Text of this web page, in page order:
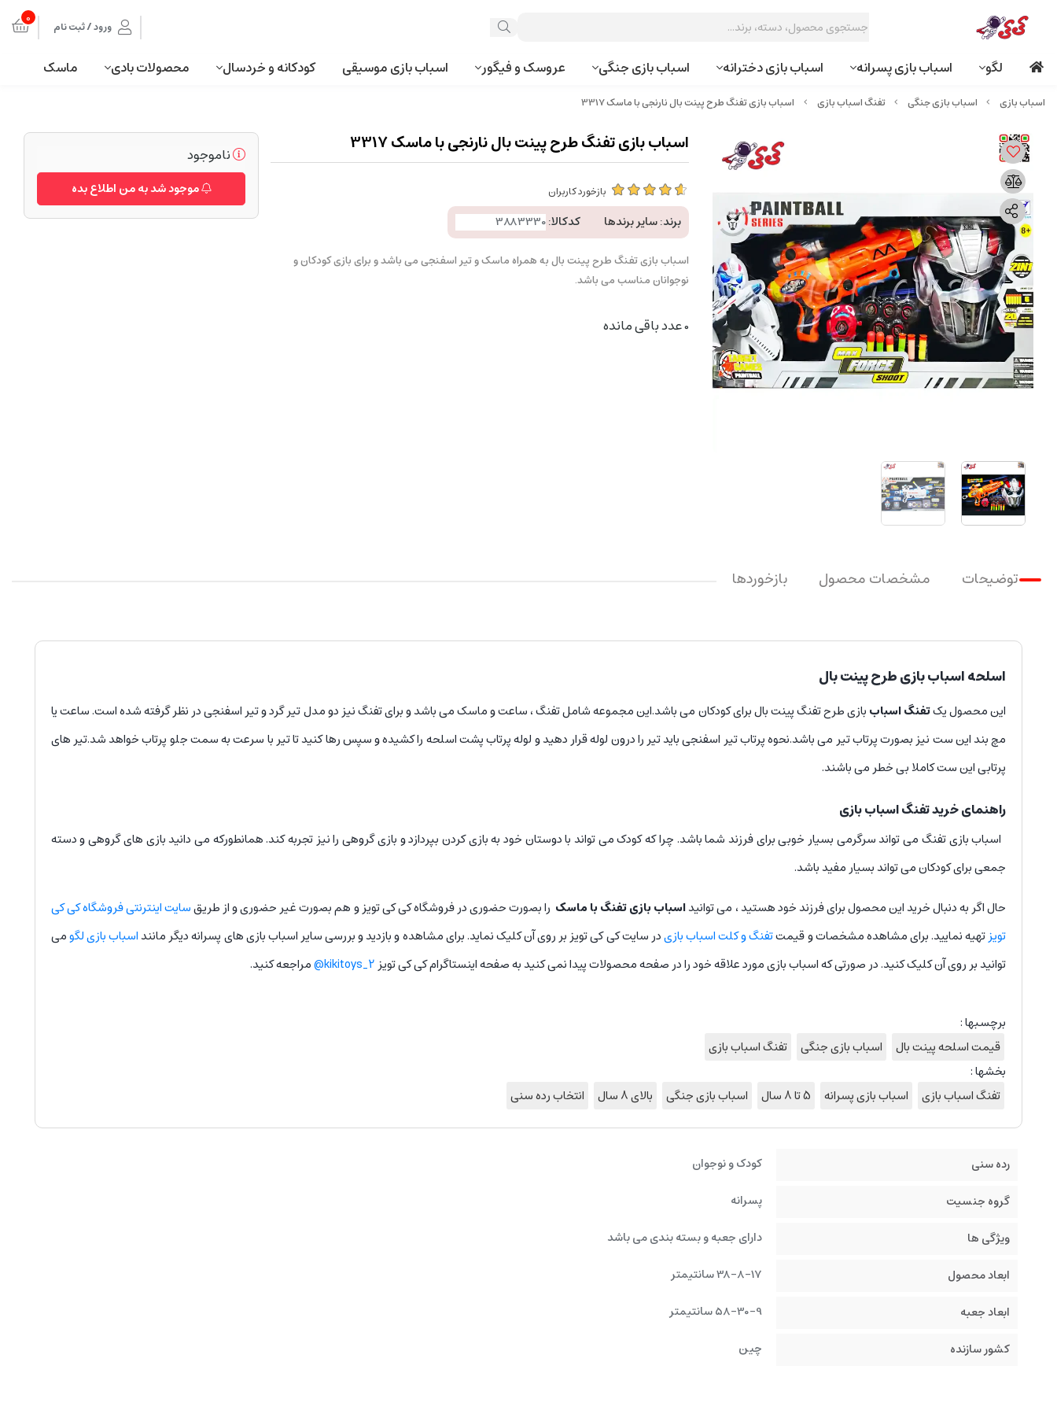
ورود / ثبت نام 0
لگو اسباب بازی پسرانه اسباب بازی دخترانه اسباب بازی جنگی عروسک و فیگور اسباب بازی موسیقی کودکانه و خردسال محصولات بادی ماسک
اسباب بازی جنگی تفنگ اسباب بازی اسباب بازی تفنگ طرح پینت بال نارنجی با ماسک 3317
اسباب بازی تفنگ طرح پینت بال نارنجی با ماسک 3317
بازخورد کاربران
برند:سایر برندها کدکالا:
اسباب بازی تفنگ طرح پینت بال به همراه ماسک و تیر اسفنجی می باشد و برای بازی کودکان و
نوجوانان مناسب می باشد.
0عدد باقی مانده
ناموجود
موجود شد به من اطلاع بده
توضیحات مشخصات محصول بازخوردها
اسلحه اسباب بازی طرح پینت بال
این محصول یکتفنگ اسباب بازی طرح تفنگ پینت بال برای کودکان می باشد.این مجموعه شامل تفنگ ، ساعت و ماسک می باشد و برای تفنگ نیز دو مدل تیر گرد و تیر اسفنجی در نظر گرفته شده است. ساعت یا
مچ بند این ست نیز بصورت پرتاب تیر می باشد.نحوه پرتاب تیر اسفنجی باید تیر را درون لوله قرار دهید و لوله پرتاب پشت اسلحه را کشیده و سپس رها کنید تا تیر با سرعت به سمت جلو پرتاب خواهد شد.تیر های
پرتابی این ست کاملا بی خطر می باشند.
راهنمای خرید تفنگ اسباب بازی
اسباب بازی تفنگ می تواند سرگرمی بسیار خوبی برای فرزند شما باشد. چرا که کودک می تواند با دوستان خود به بازی کردن بپردازد و بازی گروهی را نیز تجربه کند. همانطورکه می دانید بازی های گروهی و دسته
جمعی برای کودکان می تواند بسیار مفید باشد.
حال اگر به دنبال خرید این محصول برای فرزند خود هستید ، می توانیداسباب بازی تفنگ با ماسک را بصورت حضوری در فروشگاه کی کی تویز و هم بصورت غیر حضوری و از طریقسایت اینترنتی فروشگاه کی کی
تویزتهیه نمایید. برای مشاهده مشخصات و قیمتتفنگ و کلت اسباب بازیدر سایت کی کی تویز بر روی آن کلیک نماید. برای مشاهده و بازدید و بررسی سایر اسباب بازی های پسرانه دیگر مانند اسباب بازی لگومی
توانید بر روی آن کلیک کنید. در صورتی که اسباب بازی مورد علاقه خود را در صفحه محصولات پیدا نمی کنید به صفحه اینستاگرام کی کی تویزkikitoys_2@ مراجعه کنید.
برچسبها :
قیمت اسلحه پینت بال
اسباب بازی جنگی
تفنگ اسباب بازی
بخشها :
تفنگ اسباب بازی
اسباب بازی پسرانه 5 تا 8 سال اسباب بازی جنگی بالای 8 سال انتخاب رده سنی
رده سنی
کودک و نوجوان
گروه جنسیت
پسرانه
ویژگی ها
دارای جعبه و بسته بندی می باشد
ابعاد محصول
38-8-17 سانتیمتر
ابعاد جعبه
58-30-9 سانتیمتر
کشور سازنده
چین